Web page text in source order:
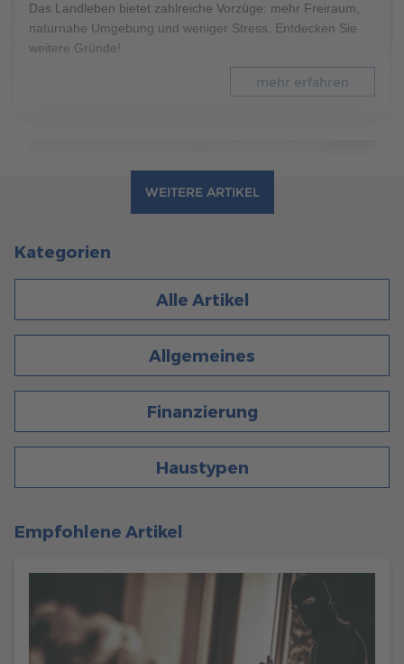
Das Landleben bietet zahlreiche Vorzüge: mehr Freiraum,
naturnahe Umgebung und weniger Stress. Entdecken Sie
weitere Gründe!
mehr erfahren
STROMFRESSER IM HAUS: SO KÖNNEN SIE ENERGIE
im eigenen Haus zu entlarven. Erfahren Sie, wie Sie Energie
WEITERE ARTIKEL
Kategorien
Alle Artikel
Allgemeines
Finanzierung
Haustypen
Empfohlene Artikel